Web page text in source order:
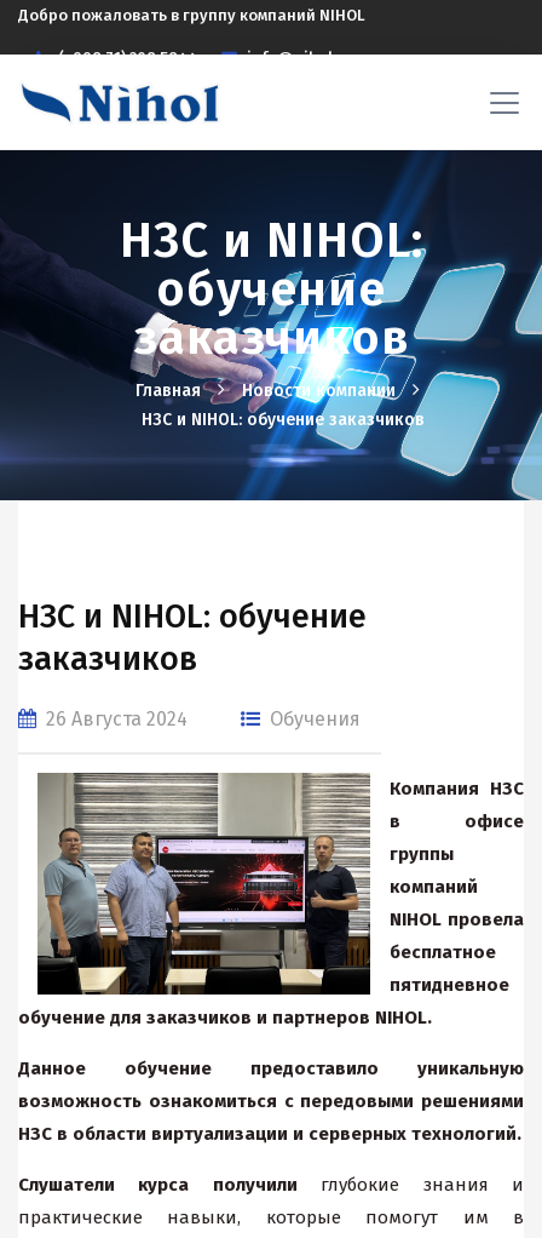
Добро пожаловать в группу компаний NIHOL
(+998 71) 208 5844 info@nihol.uz
НЗС и NIHOL:
обучение
заказчиков
Главная
Новости компании
НЗС и NIHOL: обучение заказчиков
НЗС и NIHOL: обучение
заказчиков
26 Августа 2024 Обучения
Компания НЗС
в офисе
группы
компаний
NIHOL провела
бесплатное
пятидневное
обучение для заказчиков и партнеров NIHOL.
Данное обучение предоставило уникальную
возможность ознакомиться с передовыми решениями
НЗС в области виртуализации и серверных технологий.
Слушатели курса получили глубокие знания и
практические навыки, которые помогут им в